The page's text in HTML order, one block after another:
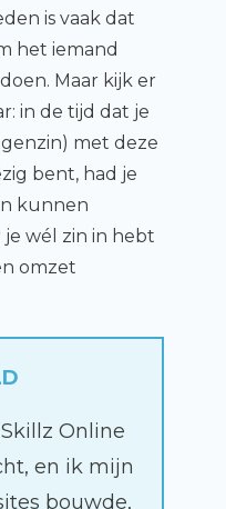
is vaak dat
het iemand
Maar kijk er
in de tijd dat je
met deze
bent, had je
kunnen
wél zin in hebt
omzet
Online
en ik mijn
bouwde,